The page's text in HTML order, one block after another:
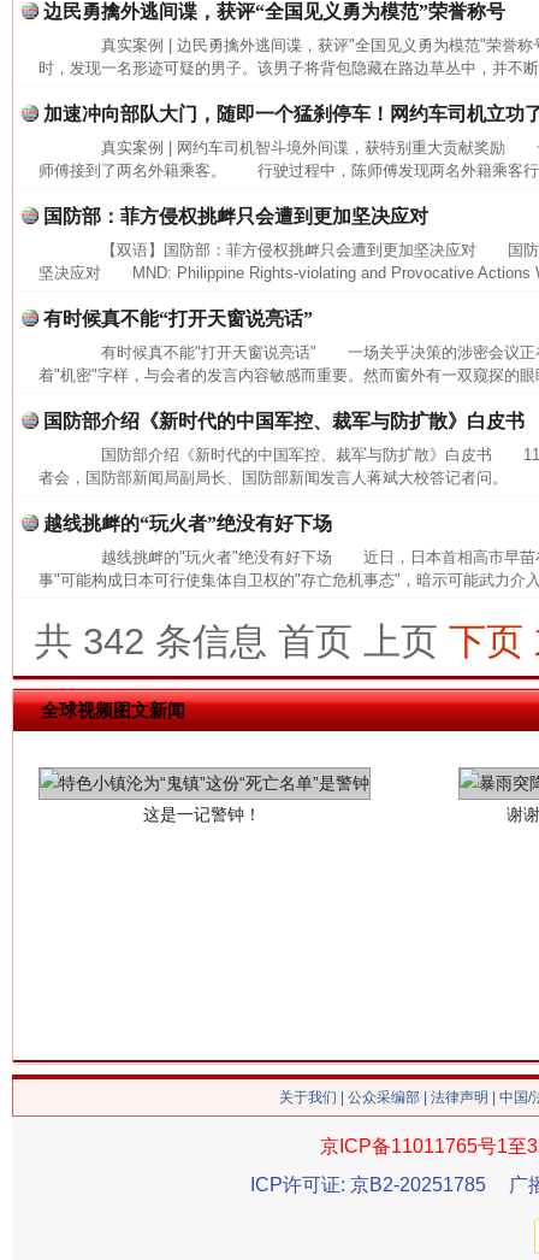
边民勇擒外逃间谍，获评“全国见义勇为模范”荣誉称号
真实案例 | 边民勇擒外逃间谍，获评"全国见义勇为模范"荣誉
时，发现一名形迹可疑的男子。该男子将背包隐藏在路边草丛中，并不
加速冲向部队大门，随即一个猛刹停车！网约车司机立功
真实案例 | 网约车司机智斗境外间谍，获特别重大贡献奖励
师傅接到了两名外籍乘客。 行驶过程中，陈师傅发现两名外籍乘客
国防部：菲方侵权挑衅只会遭到更加坚决应对
【双语】国防部：菲方侵权挑衅只会遭到更加坚决应对 国防
坚决应对 MND: Philippine Rights-violating and Provocative Actions
有时候真不能“打开天窗说亮话”
有时候真不能"打开天窗说亮话" 一场关乎决策的涉密会议正
着"机密"字样，与会者的发言内容敏感而重要。然而窗外有一双窥探的
国防部介绍《新时代的中国军控、裁军与防扩散》白皮书
国防部介绍《新时代的中国军控、裁军与防扩散》白皮书 11
者会，国防部新闻局副局长、国防部新闻发言人蒋斌大校答记者问。
越线挑衅的“玩火者”绝没有好下场
越线挑衅的"玩火者"绝没有好下场 近日，日本首相高市早苗
事"可能构成日本可行使集体自卫权的"存亡危机事态"，暗示可能武力介
共 342 条信息 首页 上页 下页
全球视频图文新闻这是一记警钟！ 谢
关于我们 公众采编部 法律声明 | 中国
京ICP备11011765号1至
ICP许可证: 京B2-20251785
广